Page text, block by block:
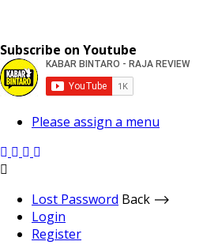
Subscribe on Youtube
Please assign a menu
Lost Password Back ⟶
Login
Register